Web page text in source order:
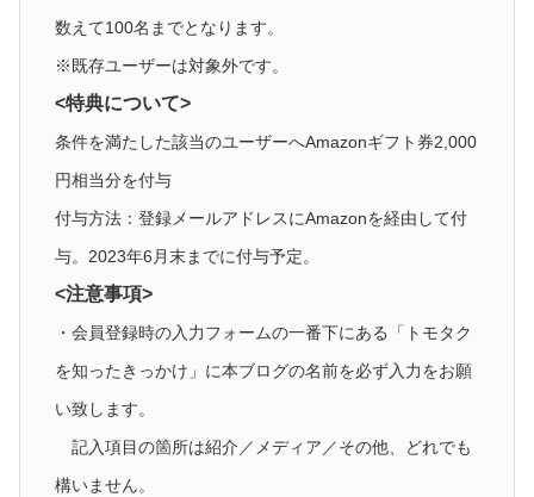
数えて100名までとなります。
※既存ユーザーは対象外です。
<特典について>
条件を満たした該当のユーザーへAmazonギフト券2,000
円相当分を付与
付与方法：登録メールアドレスにAmazonを経由して付
与。2023年6月末までに付与予定。
<注意事項>
・会員登録時の入力フォームの一番下にある「トモタク
を知ったきっかけ」に本ブログの名前を必ず入力をお願
い致します。
記入項目の箇所は紹介／メディア／その他、どれでも
構いません。